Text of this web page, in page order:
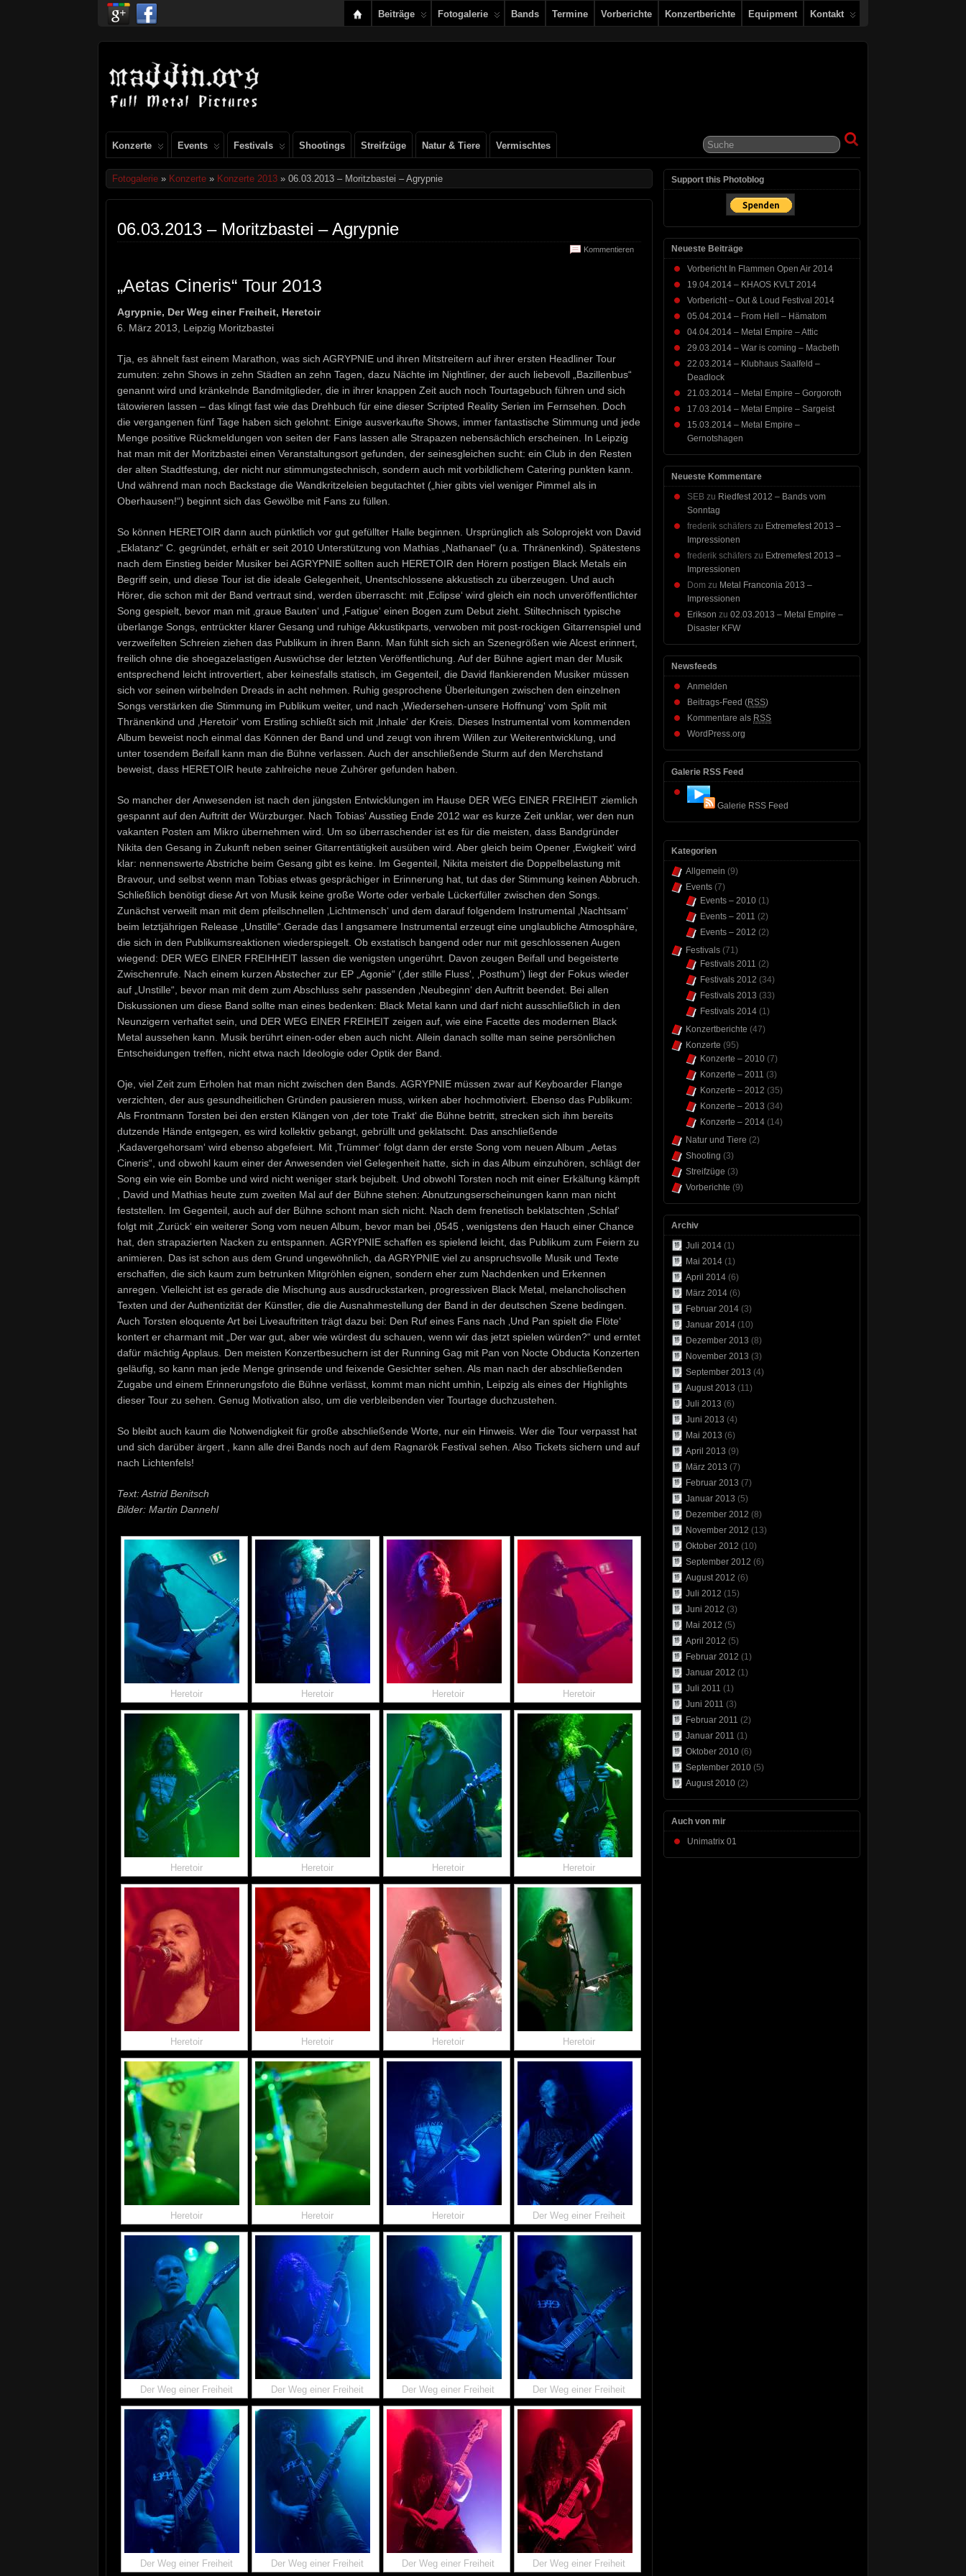
Beiträge Fotogalerie Bands Termine Vorberichte Konzertberichte Equipment Kontakt
Konzerte Events Festivals Shootings Streifzüge Natur & Tiere Vermischtes
Fotogalerie » Konzerte » Konzerte 2013 » 06.03.2013 – Moritzbastei – Agrypnie
06.03.2013 – Moritzbastei – Agrypnie
Kommentieren
„Aetas Cineris“ Tour 2013
Agrypnie, Der Weg einer Freiheit, Heretoir
6. März 2013, Leipzig Moritzbastei
Tja, es ähnelt fast einem Marathon, was sich AGRYPNIE und ihren Mitstreitern auf ihrer ersten Headliner Tour
zumuten: zehn Shows in zehn Städten an zehn Tagen, dazu Nächte im Nightliner, der auch liebevoll „Bazillenbus“
genannt wird und kränkelnde Bandmitglieder, die in ihrer knappen Zeit auch noch Tourtagebuch führen und sich
tätowieren lassen – das klingt fast wie das Drehbuch für eine dieser Scripted Reality Serien im Fernsehen. Doch
die vergangenen fünf Tage haben sich gelohnt: Einige ausverkaufte Shows, immer fantastische Stimmung und jede
Menge positive Rückmeldungen von seiten der Fans lassen alle Strapazen nebensächlich erscheinen. In Leipzig
hat man mit der Moritzbastei einen Veranstaltungsort gefunden, der seinesgleichen sucht: ein Club in den Resten
der alten Stadtfestung, der nicht nur stimmungstechnisch, sondern auch mit vorbildlichem Catering punkten kann.
Und während man noch Backstage die Wandkritzeleien begutachtet („hier gibts viel weniger Pimmel als in
Oberhausen!“) beginnt sich das Gewölbe mit Fans zu füllen.
So können HERETOIR dann auch pünktlich vor gut gefüllter Halle beginnen. Ursprünglich als Soloprojekt von David
„Eklatanz“ C. gegründet, erhält er seit 2010 Unterstützung von Mathias „Nathanael“ (u.a. Thränenkind). Spätestens
nach dem Einstieg beider Musiker bei AGRYPNIE sollten auch HERETOIR den Hörern postigen Black Metals ein
Begriff sein, und diese Tour ist die ideale Gelegenheit, Unentschlossene akkustisch zu überzeugen. Und auch
Hörer, die schon mit der Band vertraut sind, werden überrascht: mit ‚Eclipse‘ wird gleich ein noch unveröffentlichter
Song gespielt, bevor man mit ‚graue Bauten‘ und ‚Fatigue‘ einen Bogen zum Debut zieht. Stiltechnisch typische
überlange Songs, entrückter klarer Gesang und ruhige Akkustikparts, verwoben mit post-rockigen Gitarrenspiel und
verzweifelten Schreien ziehen das Publikum in ihren Bann. Man fühlt sich sich an Szenegrößen wie Alcest erinnert,
freilich ohne die shoegazelastigen Auswüchse der letzten Veröffentlichung. Auf der Bühne agiert man der Musik
entsprechend leicht introvertiert, aber keinesfalls statisch, im Gegenteil, die David flankierenden Musiker müssen
sich vor seinen wirbelnden Dreads in acht nehmen. Ruhig gesprochene Überleitungen zwischen den einzelnen
Songs verstärken die Stimmung im Publikum weiter, und nach ‚Wiedersehen-unsere Hoffnung‘ vom Split mit
Thränenkind und ‚Heretoir‘ vom Erstling schließt sich mit ‚Inhale‘ der Kreis. Dieses Instrumental vom kommenden
Album beweist noch einmal das Können der Band und und zeugt von ihrem Willen zur Weiterentwicklung, und
unter tosendem Beifall kann man die Bühne verlassen. Auch der anschließende Sturm auf den Merchstand
beweist, dass HERETOIR heute zahlreiche neue Zuhörer gefunden haben.
So mancher der Anwesenden ist nach den jüngsten Entwicklungen im Hause DER WEG EINER FREIHEIT ziemlich
gespannt auf den Auftritt der Würzburger. Nach Tobias‘ Ausstieg Ende 2012 war es kurze Zeit unklar, wer den nun
vakanten Posten am Mikro übernehmen wird. Um so überraschender ist es für die meisten, dass Bandgründer
Nikita den Gesang in Zukunft neben seiner Gitarrentätigkeit ausüben wird. Aber gleich beim Opener ‚Ewigkeit‘ wird
klar: nennenswerte Abstriche beim Gesang gibt es keine. Im Gegenteil, Nikita meistert die Doppelbelastung mit
Bravour, und selbst wenn man Tobias etwas gesprächiger in Erinnerung hat, tut das der Stimmung keinen Abbruch.
Schließlich benötigt diese Art von Musik keine große Worte oder verbale Lückerfüller zwischen den Songs.
Zunächst verweilt man mit dem pfeilschnellen ‚Lichtmensch‘ und dem darauf folgendem Instrumental ‚Nachtsam‘
beim letztjährigen Release „Unstille“.Gerade das l angsamere Instrumental erzeugt eine unglaubliche Atmosphäre,
die sich in den Publikumsreaktionen wiederspiegelt. Ob exstatisch bangend oder nur mit geschlossenen Augen
wiegend: DER WEG EINER FREIHHEIT lassen die wenigsten ungerührt. Davon zeugen Beifall und begeisterte
Zwischenrufe. Nach einem kurzen Abstecher zur EP „Agonie“ (‚der stille Fluss‘, ‚Posthum‘) liegt der Fokus wieder
auf „Unstille“, bevor man mit dem zum Abschluss sehr passenden ‚Neubeginn‘ den Auftritt beendet. Bei allen
Diskussionen um diese Band sollte man eines bedenken: Black Metal kann und darf nicht ausschließlich in den
Neunzigern verhaftet sein, und DER WEG EINER FREIHEIT zeigen auf, wie eine Facette des modernen Black
Metal aussehen kann. Musik berührt einen-oder eben auch nicht. Allein danach sollte man seine persönlichen
Entscheidungen treffen, nicht etwa nach Ideologie oder Optik der Band.
Oje, viel Zeit zum Erholen hat man nicht zwischen den Bands. AGRYPNIE müssen zwar auf Keyboarder Flange
verzichten, der aus gesundheitlichen Gründen pausieren muss, wirken aber hochmotiviert. Ebenso das Publikum:
Als Frontmann Torsten bei den ersten Klängen von ‚der tote Trakt‘ die Bühne betritt, strecken sich ihm bereits
dutzende Hände entgegen, es wird kollektiv gebangt, gebrüllt und geklatscht. Das anschließende
‚Kadavergehorsam‘ wird ebenso abgefeiert. Mit ‚Trümmer‘ folgt dann der erste Song vom neuen Album „Aetas
Cineris“, und obwohl kaum einer der Anwesenden viel Gelegenheit hatte, sich in das Album einzuhören, schlägt der
Song ein wie ein Bombe und wird nicht weniger stark bejubelt. Und obwohl Torsten noch mit einer Erkältung kämpft
, David und Mathias heute zum zweiten Mal auf der Bühne stehen: Abnutzungserscheinungen kann man nicht
feststellen. Im Gegenteil, auch auf der Bühne schont man sich nicht. Nach dem frenetisch beklatschten ‚Schlaf‘
folgt mit ‚Zurück‘ ein weiterer Song vom neuen Album, bevor man bei ‚0545 ‚ wenigstens den Hauch einer Chance
hat, den strapazierten Nacken zu entspannen. AGRYPNIE schaffen es spielend leicht, das Publikum zum Feiern zu
animieren. Das ist schon aus dem Grund ungewöhnlich, da AGRYPNIE viel zu anspruchsvolle Musik und Texte
erschaffen, die sich kaum zum betrunken Mitgröhlen eignen, sondern eher zum Nachdenken und Erkennen
anregen. Vielleicht ist es gerade die Mischung aus ausdruckstarken, progressiven Black Metal, melancholischen
Texten und der Authentizität der Künstler, die die Ausnahmestellung der Band in der deutschen Szene bedingen.
Auch Torsten eloquente Art bei Liveauftritten trägt dazu bei: Den Ruf eines Fans nach ‚Und Pan spielt die Flöte‘
kontert er charmant mit „Der war gut, aber wie würdest du schauen, wenn wir das jetzt spielen würden?“ und erntet
dafür mächtig Applaus. Den meisten Konzertbesuchern ist der Running Gag mit Pan von Nocte Obducta Konzerten
geläufig, so kann man jede Menge grinsende und feixende Gesichter sehen. Als man nach der abschließenden
Zugabe und einem Erinnerungsfoto die Bühne verlässt, kommt man nicht umhin, Leipzig als eines der Highlights
dieser Tour zu sehen. Genug Motivation also, um die verbleibenden vier Tourtage duchzustehen.
So bleibt auch kaum die Notwendigkeit für große abschließende Worte, nur ein Hinweis. Wer die Tour verpasst hat
und sich darüber ärgert , kann alle drei Bands noch auf dem Ragnarök Festival sehen. Also Tickets sichern und auf
nach Lichtenfels!
Text: Astrid Benitsch
Bilder: Martin Dannehl
Heretoir Heretoir Heretoir Heretoir
Heretoir Heretoir Heretoir Heretoir
Heretoir Heretoir Heretoir Heretoir
Heretoir Heretoir Heretoir Der Weg einer Freiheit
Der Weg einer Freiheit Der Weg einer Freiheit Der Weg einer Freiheit Der Weg einer Freiheit
Der Weg einer Freiheit Der Weg einer Freiheit Der Weg einer Freiheit Der Weg einer Freiheit
Support this Photoblog
Neueste Beiträge
Vorbericht In Flammen Open Air 2014
19.04.2014 – KHAOS KVLT 2014
Vorbericht – Out & Loud Festival 2014
05.04.2014 – From Hell – Hämatom
04.04.2014 – Metal Empire – Attic
29.03.2014 – War is coming – Macbeth
22.03.2014 – Klubhaus Saalfeld –
Deadlock
21.03.2014 – Metal Empire – Gorgoroth
17.03.2014 – Metal Empire – Sargeist
15.03.2014 – Metal Empire –
Gernotshagen
Neueste Kommentare
SEB zu Riedfest 2012 – Bands vom
Sonntag
frederik schäfers zu Extremefest 2013 –
Impressionen
frederik schäfers zu Extremefest 2013 –
Impressionen
Dom zu Metal Franconia 2013 –
Impressionen
Erikson zu 02.03.2013 – Metal Empire –
Disaster KFW
Newsfeeds
Anmelden
Beitrags-Feed (RSS)
Kommentare als RSS
WordPress.org
Galerie RSS Feed
Galerie RSS Feed
Kategorien
Allgemein (9)
Events (7)
Events – 2010 (1)
Events – 2011 (2)
Events – 2012 (2)
Festivals (71)
Festivals 2011 (2)
Festivals 2012 (34)
Festivals 2013 (33)
Festivals 2014 (1)
Konzertberichte (47)
Konzerte (95)
Konzerte – 2010 (7)
Konzerte – 2011 (3)
Konzerte – 2012 (35)
Konzerte – 2013 (34)
Konzerte – 2014 (14)
Natur und Tiere (2)
Shooting (3)
Streifzüge (3)
Vorberichte (9)
Archiv
Juli 2014 (1)
Mai 2014 (1)
April 2014 (6)
März 2014 (6)
Februar 2014 (3)
Januar 2014 (10)
Dezember 2013 (8)
November 2013 (3)
September 2013 (4)
August 2013 (11)
Juli 2013 (6)
Juni 2013 (4)
Mai 2013 (6)
April 2013 (9)
März 2013 (7)
Februar 2013 (7)
Januar 2013 (5)
Dezember 2012 (8)
November 2012 (13)
Oktober 2012 (10)
September 2012 (6)
August 2012 (6)
Juli 2012 (15)
Juni 2012 (3)
Mai 2012 (5)
April 2012 (5)
Februar 2012 (1)
Januar 2012 (1)
Juli 2011 (1)
Juni 2011 (3)
Februar 2011 (2)
Januar 2011 (1)
Oktober 2010 (6)
September 2010 (5)
August 2010 (2)
Auch von mir
Unimatrix 01